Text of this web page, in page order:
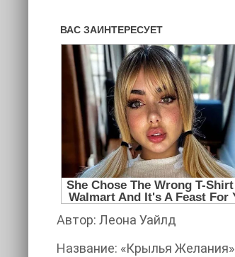
Автор: Леона Уайлд
Название: «Крылья Желания»